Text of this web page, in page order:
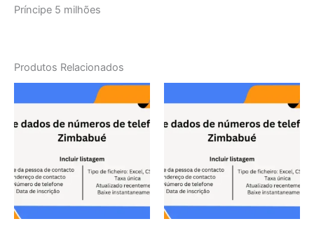
Príncipe 5 milhões
Produtos Relacionados